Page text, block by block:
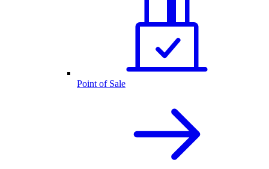
Point of Sale